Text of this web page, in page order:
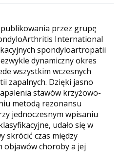
przez grupę
International
spondyloartropatii
dynamiczny okres
wszystkim wczesnych
zapalnych. Dzięki jasno
stawów krzyżowo-
metodą rezonansu
jednoczesnym wpisaniu
udało się w
skrócić czas między
objawów choroby a jej